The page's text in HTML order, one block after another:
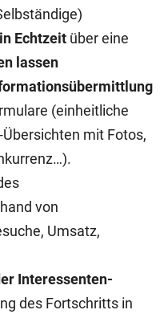
in Echtzeit über eine
lassen
(einheitliche
mit Fotos,
von
Umsatz,
Interessenten-
des Fortschritts in